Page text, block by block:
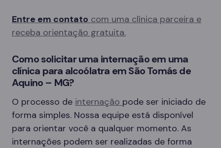
Entre em contato com uma clínica parceira e
receba orientação gratuita.
Como solicitar uma internação em uma
clínica para alcoólatra em São Tomás de
Aquino – MG?
O processo de internação pode ser iniciado de
forma simples. Nossa equipe está disponível
para orientar você a qualquer momento. As
internações podem ser realizadas de forma